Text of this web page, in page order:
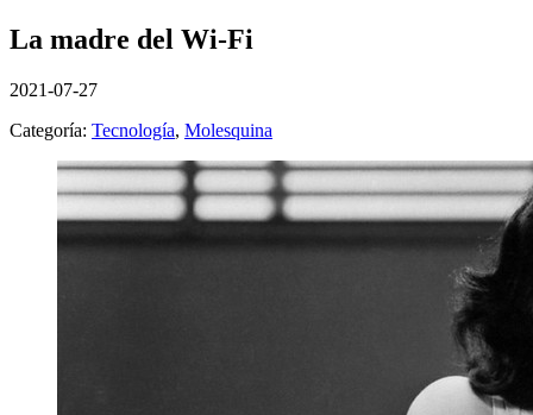
La madre del Wi-Fi
2021-07-27
Categoría: Tecnología, Molesquina